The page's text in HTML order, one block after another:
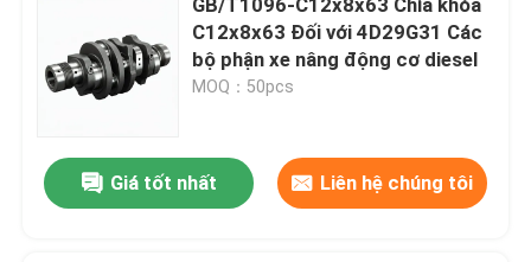
Nhà
GB/T1096-C12x8x63 Chìa khóa
C12x8x63 Đối với 4D29G31 Các
bộ phận xe nâng động cơ diesel
MOQ：50pcs
Giá tốt nhất Liên hệ chúng tôi